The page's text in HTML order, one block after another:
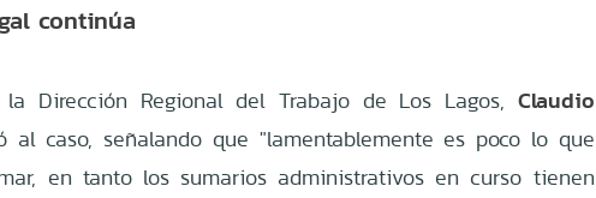
continúa
Dirección Regional del Trabajo de Los Lagos, Claudio
al caso, señalando que "lamentablemente es poco lo que
en tanto los sumarios administrativos en curso tienen